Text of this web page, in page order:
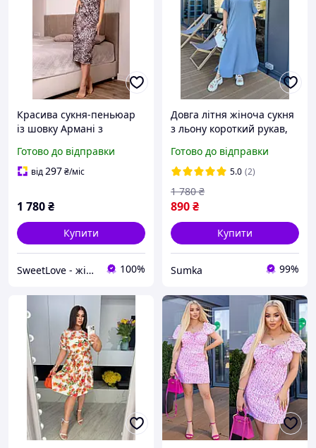
Красива сукня-пеньюар
із шовку Армані з
Готово до відправки
від297₴/міс
1 780₴
Купити
SweetLove - жіноча білизна та домашній одяг 100%
Довга літня жіноча сукня
з льону короткий рукав,
вільного крою норма
батал повсякденна
Готово до відправки
5.0 (2)
890₴
1 780 ₴
Купити
Sumka 99%